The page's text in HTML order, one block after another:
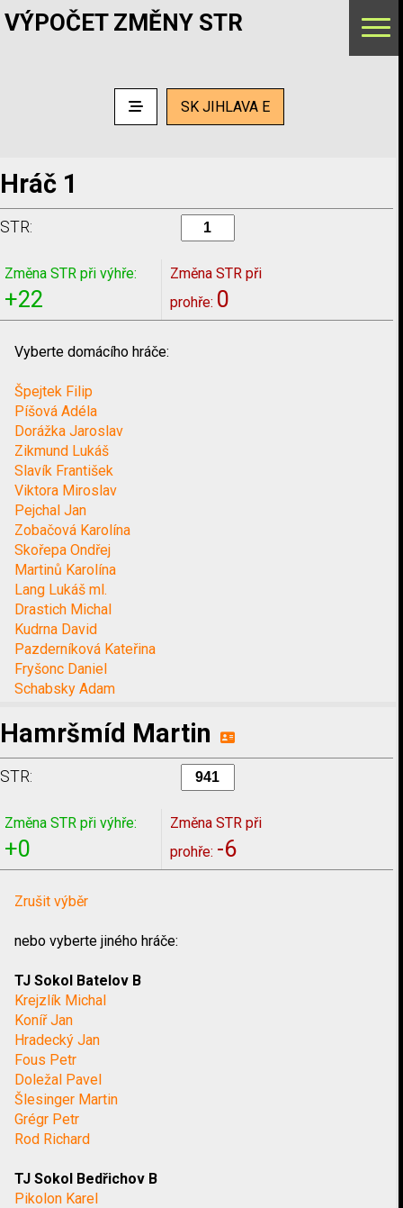
VÝPOČET ZMĚNY STR
SK JIHLAVA E
Hráč 1
STR:
Změna STR při výhře:
+22
Změna STR při
prohře: 0
Vyberte domácího hráče:
Špejtek Filip
Píšová Adéla
Dorážka Jaroslav
Zikmund Lukáš
Slavík František
Viktora Miroslav
Pejchal Jan
Zobačová Karolína
Skořepa Ondřej
Martinů Karolína
Lang Lukáš ml.
Drastich Michal
Kudrna David
Pazderníková Kateřina
Fryšonc Daniel
Schabsky Adam
Hamršmíd Martin
STR:
Změna STR při výhře:
+0
Změna STR při
prohře: -6
Zrušit výběr
nebo vyberte jiného hráče:
TJ Sokol Batelov B
Krejzlík Michal
Koníř Jan
Hradecký Jan
Fous Petr
Doležal Pavel
Šlesinger Martin
Grégr Petr
Rod Richard
TJ Sokol Bedřichov B
Pikolon Karel